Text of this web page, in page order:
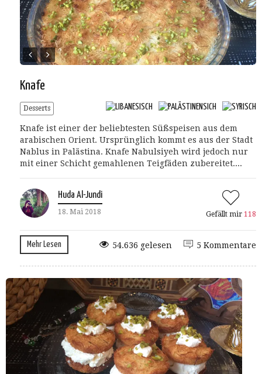
Knafe
Desserts
Knafe ist einer der beliebtesten Süßspeisen aus dem
arabischen Orient. Ursprünglich kommt es aus der Stadt
Nablus in Palästina. Knafe Nabulsiyeh wird jedoch nur
mit einer Schicht gemahlenen Teigfäden zubereitet....
Huda Al-Jundi
18. Mai 2018 Gefällt mir 118
Mehr Lesen 5 Kommentare
54.636 gelesen